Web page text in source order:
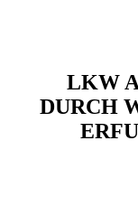
LKW
DURCH